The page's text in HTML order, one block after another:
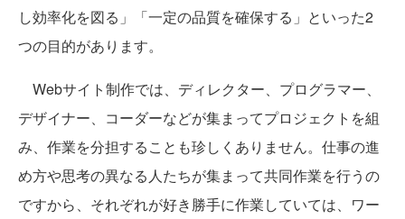
し効率化を図る」「一定の品質を確保する」といった2
つの目的があります。
Webサイト制作では、ディレクター、プログラマー、
デザイナー、コーダーなどが集まってプロジェクトを組
み、作業を分担することも珍しくありません。仕事の進
め方や思考の異なる人たちが集まって共同作業を行うの
ですから、それぞれが好き勝手に作業していては、ワー